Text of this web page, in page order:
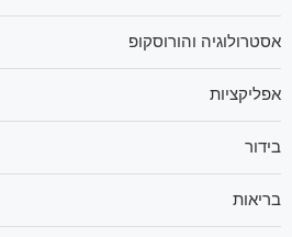
אסטרולוגיה והורוסקופ
אפליקציות
בידור
בריאות